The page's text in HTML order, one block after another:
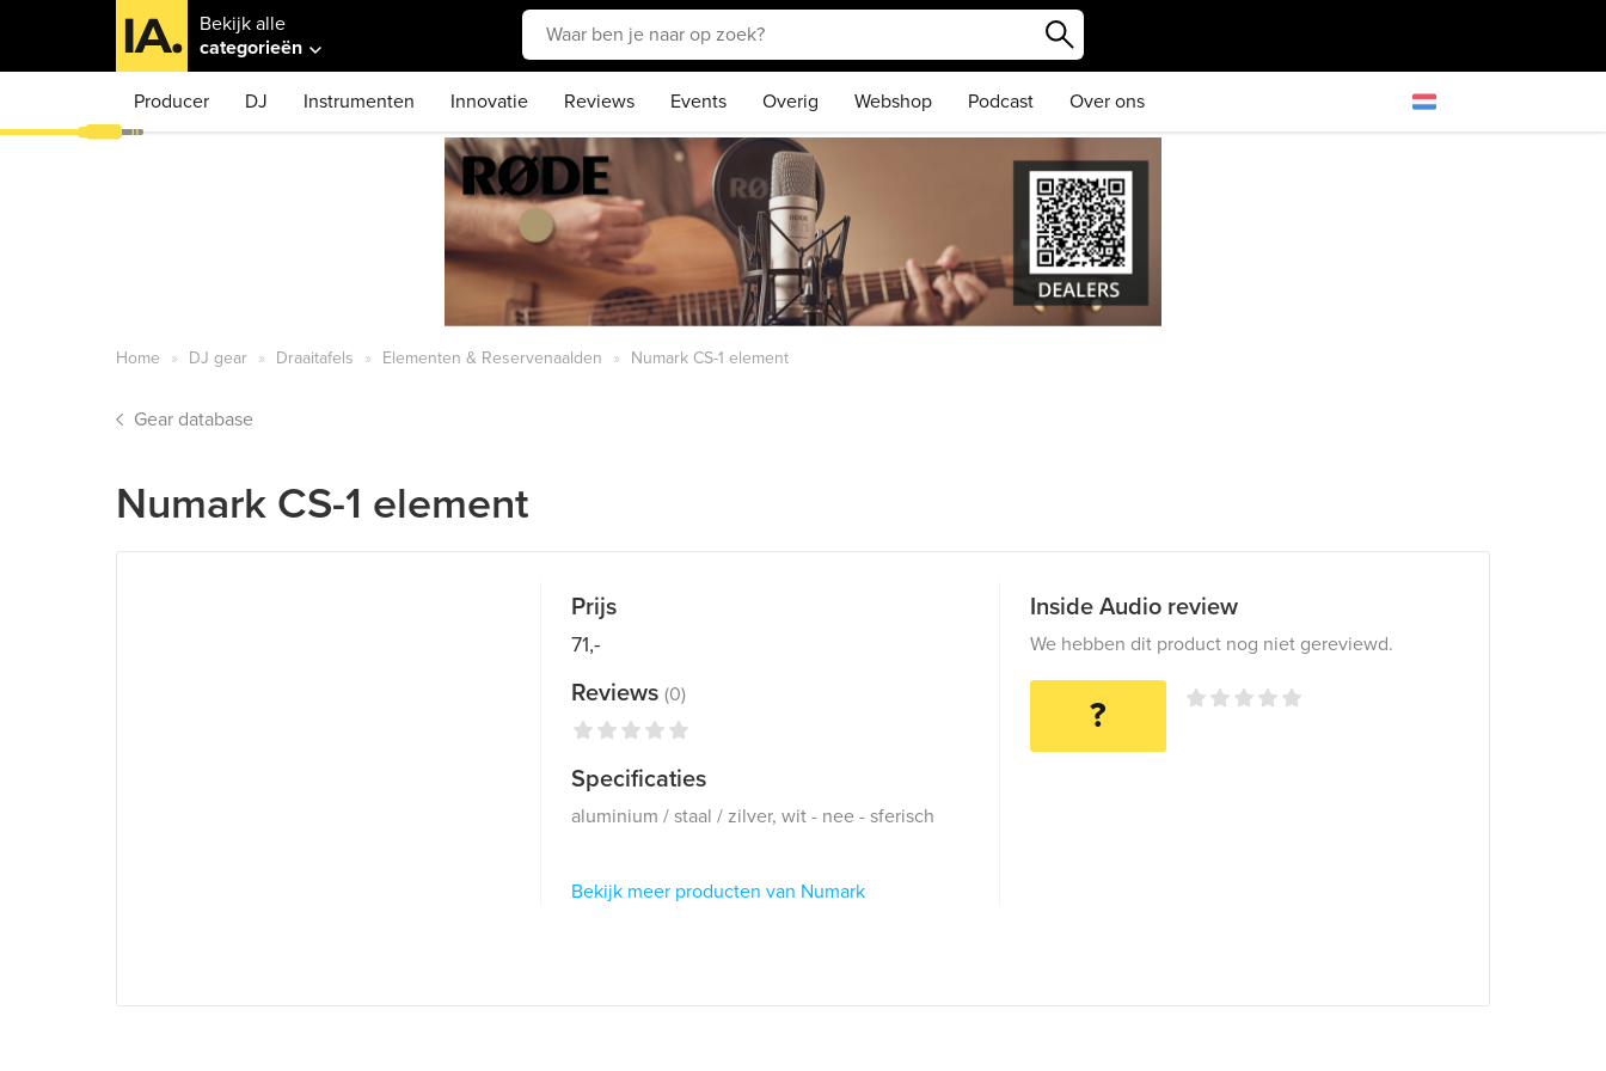
Bekijk alle
categorieën
Producer DJ Instrumenten Innovatie Reviews Events Overig Webshop Podcast Over ons
Home DJ gear Draaitafels Elementen & Reservenaalden Numark CS-1 element
Gear database
Numark CS-1 element
Prijs
71,-
Reviews(0)
Specificaties
aluminium / staal / zilver, wit - nee - sferisch
Bekijk meer producten van Numark
Inside Audio review
We hebben dit product nog niet gereviewd.
?